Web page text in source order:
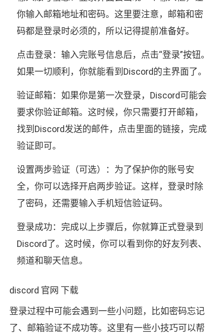
你输入邮箱地址和密码。这里要注意，邮箱和密
码都是登录时必须的，所以记得提前准备好。
点击登录：输入完账号信息后，点击“登录”按钮。
如果一切顺利，你就能看到Discord的主界面了。
验证邮箱：如果你是第一次登录，Discord可能会
要求你验证邮箱。这时候，你只需要打开邮箱，
找到Discord发送的邮件，点击里面的链接，完成
验证即可。
设置两步验证（可选）：为了保护你的账号安
全，你可以选择开启两步验证。这样，登录时除
了密码，还需要输入手机短信验证码。
登录成功：完成以上步骤后，你就算正式登录到
Discord了。这时候，你可以看到你的好友列表、
频道和聊天信息。
discord 官网 下载
登录过程中可能会遇到一些小问题，比如密码忘记
了、邮箱验证不成功等。这里有一些小技巧可以帮